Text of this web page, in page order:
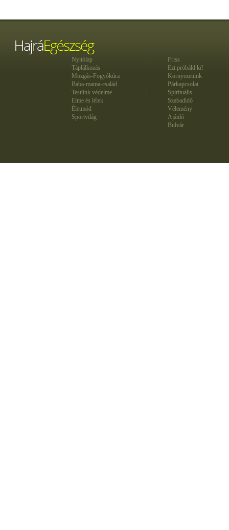
Nyitólap
Táplálkozás
Mozgás-Fogyókúra
Baba-mama-család
Testünk védelme
Elme és lélek
Életmód
Sportvilág
Friss
Ezt próbáld ki!
Környezetünk
Párkapcsolat
Spirituális
Szabadidő
Vélemény
Ajánló
Bulvár